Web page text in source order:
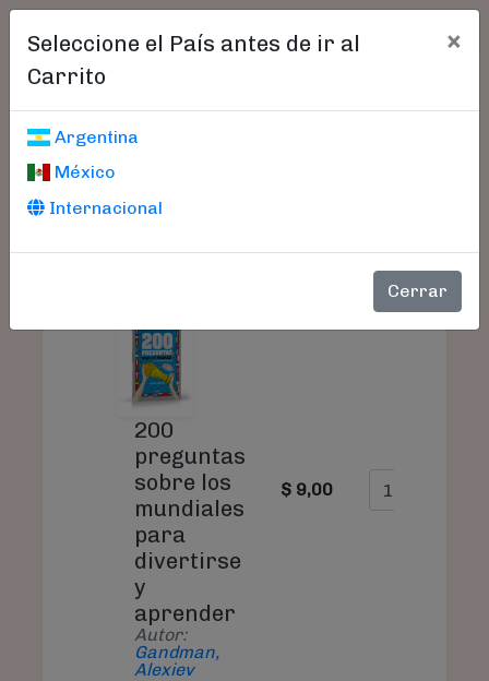
Seleccione el País antes de ir al
Carrito
×
Argentina
México
Internacional
Cerrar
Carrito De Compras
PRODUCTO PRECIO CANTIDAD
200
preguntas
sobre los
mundiales
para
divertirse
y
aprender
Autor:
Gandman,
Alexiev
$ 9,00